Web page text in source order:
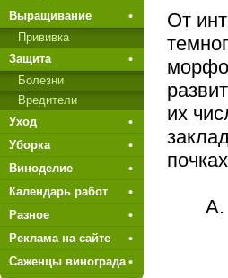
От
их
А.
Выращивание
Прививкa
Защита
Болезни
Вредители
Уход
Уборка
Виноделие
Календарь работ
Разное
Реклама на сайте
Саженцы винограда